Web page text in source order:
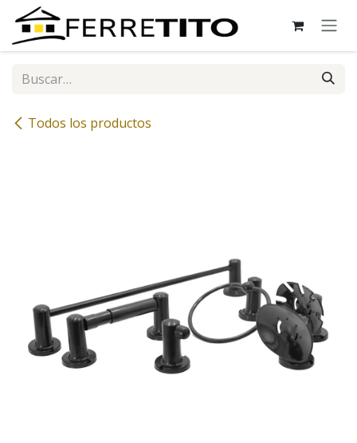
Ir al contenido
Todos los productos